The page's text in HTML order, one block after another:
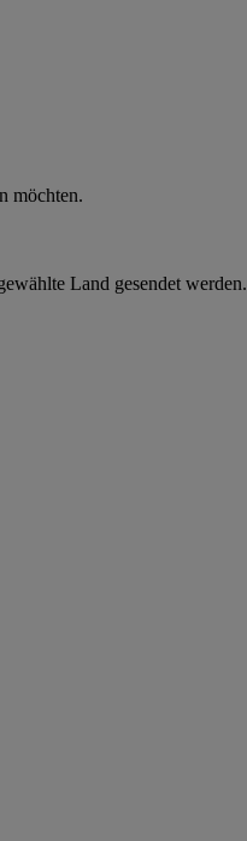
möchten.
Land gesendet werden.